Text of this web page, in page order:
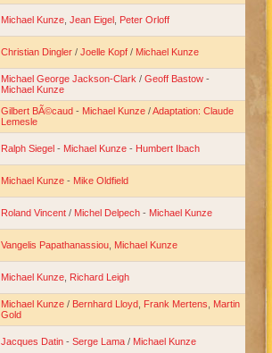
Michael Kunze Jean Eigel Peter Orloff
Christian Dingler / Joelle Kopf / Michael Kunze
Michael George Jackson-Clark / Geoff Bastow -
Michael Kunze
Gilbert BÃ©caud - Michael Kunze /Adaptation: Claude
Lemesle
Ralph Siegel - Michael Kunze - Humbert Ibach
Michael Kunze - Mike Oldfield
Roland Vincent / Michel Delpech - Michael Kunze
Vangelis Papathanassiou Michael Kunze
Michael Kunze Richard Leigh
Michael Kunze / Bernhard Lloyd Frank Mertens
Martin
Gold
Jacques Datin - Serge Lama / Michael Kunze